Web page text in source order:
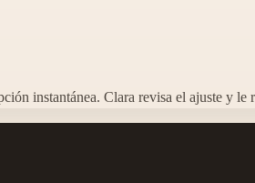
instantánea. Clara revisa el ajuste y le